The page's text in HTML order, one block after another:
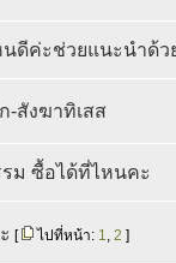
ดีค่ะช่วยแนะนำด้ว
-สังฆาทิเสส
ม ซื้อได้ที่ไหนคะ
[ ไปที่หน้า: 1, 2 ]